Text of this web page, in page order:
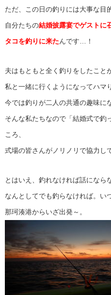
ただ、この日の釣りには大事な目
自分たちの結婚披露宴でゲストに
タコを釣りに来たんです…！
夫はもともと全く釣りをしたこと
私と一緒に行くようになってハマ
今では釣りが二人の共通の趣味に
そんな私たちなので「結婚式で釣
ころ、
式場の皆さんがノリノリで協力し
とはいえ、釣れなければ話になら
なんとしてでも釣らなければ。い
那珂湊港からいざ出発～。